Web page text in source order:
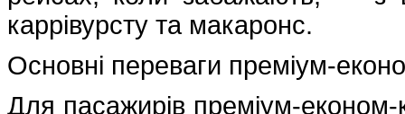
каррівурсту та макаронс.
Основні переваги преміум-
Для пасажирів преміум-